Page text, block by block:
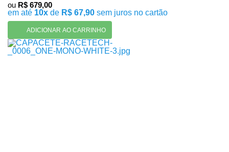
ou R$ 679,00
em até 10x de R$ 67,90 sem juros no cartão
ADICIONAR AO CARRINHO